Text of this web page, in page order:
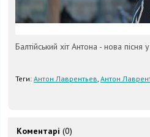
Балтійський хіт Антона - нова пісня
Теги: Антон Лаврентьев, Антон
Коментарі (0)